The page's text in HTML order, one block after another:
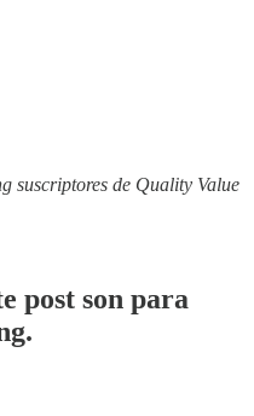
suscriptores de Quality Value
post son para